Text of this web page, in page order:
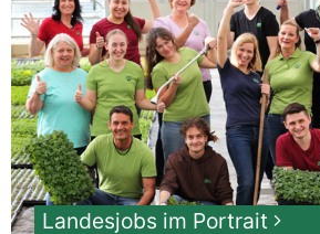
Landesjobs im Portrait